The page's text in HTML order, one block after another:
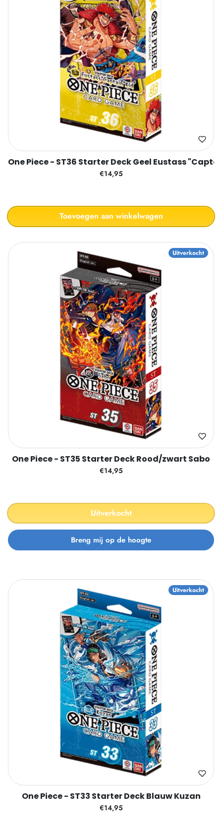
One Piece - ST36 Starter Deck Geel Eustass
€14,95
Toevoegen aan winkelwagen
Uitverkocht
One Piece - ST35 Starter Deck Rood/zwart Sabo
€14,95
Uitverkocht
Uitverkocht
One Piece - ST33 Starter Deck Blauw Kuzan
€14,95